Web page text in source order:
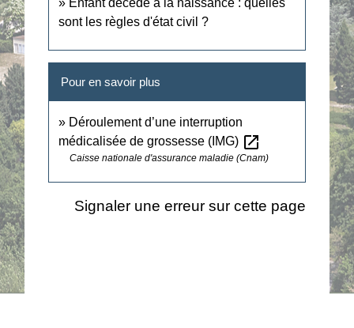
Enfant décédé à la naissance : quelles
sont les règles d'état civil ?
Pour en savoir plus
Déroulement d’une interruption
médicalisée de grossesse (IMG) open_in_new
Caisse nationale d'assurance maladie (Cnam)
Signaler une erreur sur cette page